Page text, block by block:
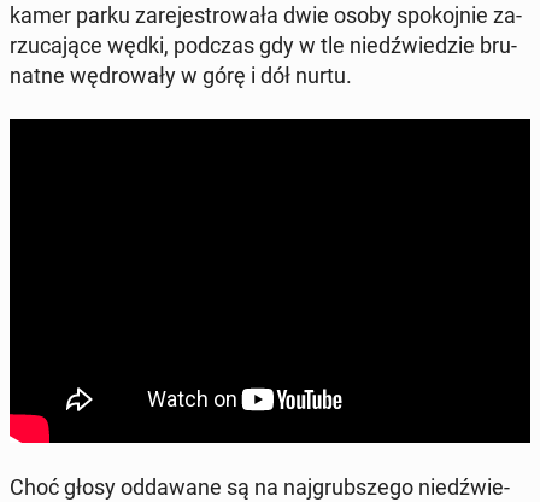
kamer parku za­re­je­stro­wa­ła dwie osoby spo­koj­nie za­
rzu­ca­ją­ce wędki, podczas gdy w tle niedź­wie­dzie bru­
nat­ne wę­dro­wa­ły w górę i dół nurtu.
Choć głosy od­da­wa­ne są na naj­grub­sze­go niedź­wie­